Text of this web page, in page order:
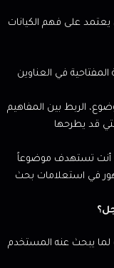
يعتمد على فهم الكيانات
المفتاحية في العناوين
الربط بين المفاهيم
قد يطرحها
أنت تستهدف موضوعاً
في استعلامات بحث
يبحث عنه المستخدم